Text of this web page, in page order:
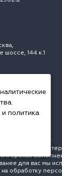
шоссе, 144 к.1
и сроках
для вас мы
обработку
и политика